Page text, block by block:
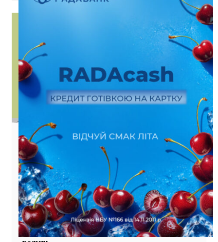
Політика
Гайдай: всі мости, що ведуть до
Сєверодонецька, зруйновані
13/06/2022 19:30
Голова Луганської обласної військової
адміністрації Сергій Гайдай повідомив,
що окупанти зруйнували всі мости, що